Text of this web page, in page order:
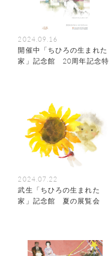
2024.09.16
開催中「ちひろの生まれた
家」記念館 20周年記念特
2024.07.22
武生「ちひろの生まれた
家」記念館 夏の展覧会